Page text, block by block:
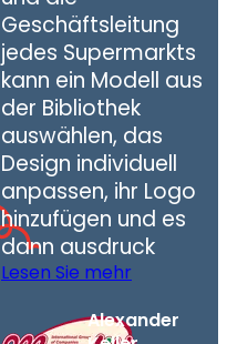
Geschäftsleitung
jedes Supermarkts
kann ein Modell aus
der Bibliothek
auswählen, das
Design individuell
anpassen, ihr Logo
hinzufügen und es
dann ausdruck
Lesen Sie mehr
Alexander